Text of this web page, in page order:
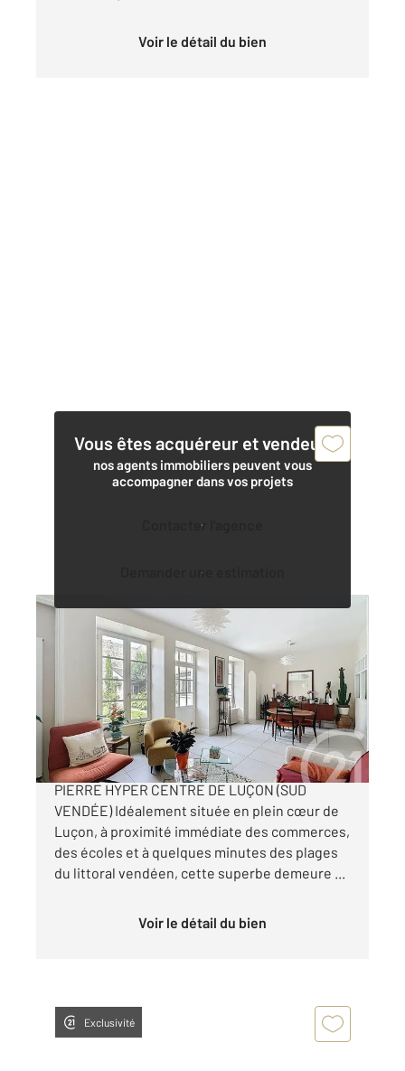
Voir le détail du bien
Vous êtes acquéreur et vendeur,
nos agents immobiliers peuvent vous
accompagner dans vos projets
Contacter l'agence
Demander une estimation
LUCON 85
137,80 m2, 7 pièces
Ref : 1861
Maison à vendre
378 000 €
LUÇON À VENDRE DEMEURE DE CHARME EN
PIERRE HYPER CENTRE DE LUÇON (SUD
VENDÉE) Idéalement située en plein cœur de
Luçon, à proximité immédiate des commerces,
des écoles et à quelques minutes des plages
du littoral vendéen, cette superbe demeure ...
Voir le détail du bien
Exclusivité